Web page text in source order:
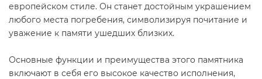
европейском стиле. Он станет достойным украшением
любого места погребения, символизируя почитание и
уважение к памяти ушедших близких.
Основные функции и преимущества этого памятника
включают в себя его высокое качество исполнения,